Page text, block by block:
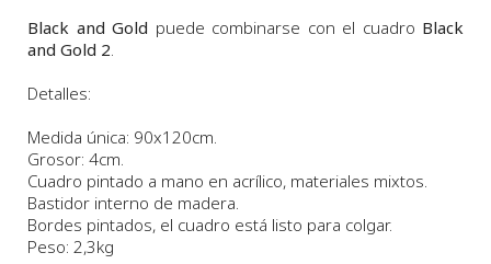
Black and Gold puede combinarse con el cuadro Black
and Gold 2
Detalles:
Medida única: 90x120cm.
Grosor: 4cm.
Cuadro pintado a mano en acrílico, materiales mixtos.
Bastidor interno de madera.
Bordes pintados, el cuadro está listo para colgar.
Peso: 2,3kg